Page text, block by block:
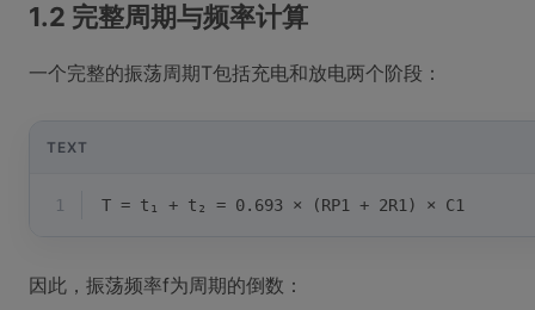
1.2 完整周期与频率计算
一个完整的振荡周期T包括充电和放电两个阶段：
TEXT
1 T = t₁ + t₂ = 0.693 × (RP1 + 2R1) × C1
因此，振荡频率f为周期的倒数：